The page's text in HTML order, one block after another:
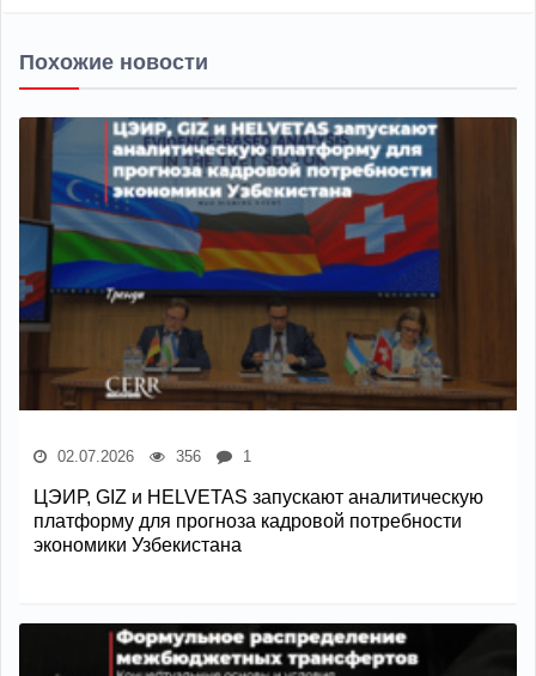
Похожие новости
02.07.2026 356 1
ЦЭИР, GIZ и HELVETAS запускают аналитическую
платформу для прогноза кадровой потребности
экономики Узбекистана